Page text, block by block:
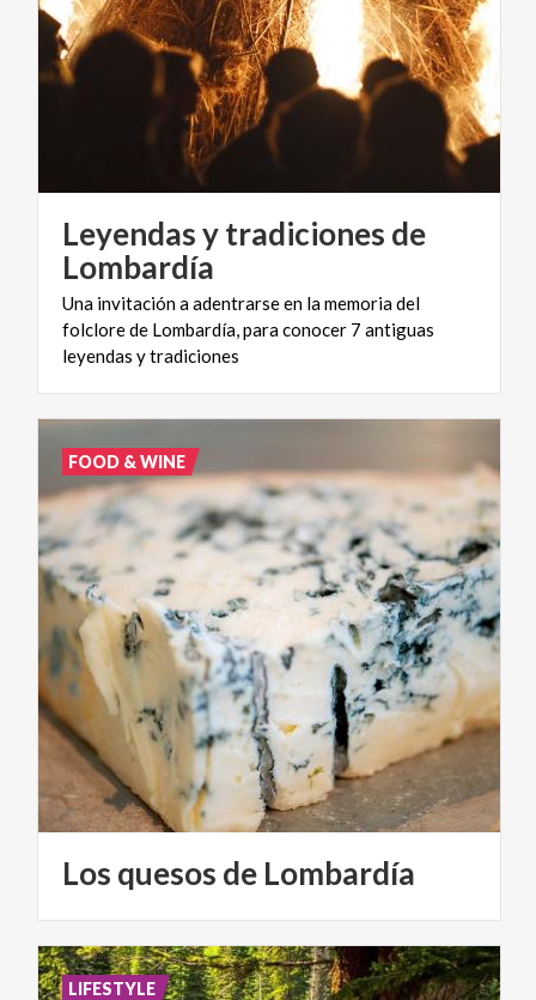
Leyendas y tradiciones de
Lombardía
Una invitación a adentrarse en la memoria del
folclore de Lombardía, para conocer 7 antiguas
leyendas y tradiciones
Los quesos de Lombardía
FOOD & WINE
LIFESTYLE